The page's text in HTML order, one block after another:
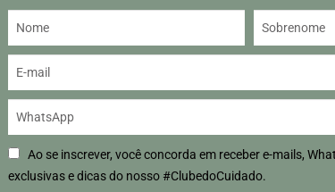
vitaminas.Promove renovação celular
profunda e rejuvenesce a pele.
Proporciona firmeza visível, radiância
e vitalidade.
PRODUTOS COM ESTE INGREDIENTE
protege a
promove
Ao se inscrever, você concorda em receber e-mails,
exclusivas e dicas do nosso #ClubedoCuidado.